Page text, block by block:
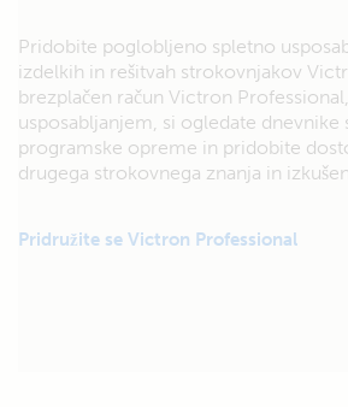
Pridobite poglobljeno spletno
izdelkih in rešitvah strokovnjakov
brezplačen račun Victron
usposabljanjem, si ogledate
programske opreme in pridobite
drugega strokovnega znanja in
Pridružite se Victron Professional